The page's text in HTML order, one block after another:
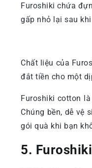
Furoshiki chứa
gấp nhỏ lại sau
Chất liệu của
đắt tiền cho một
Furoshiki cotton
Chúng bền, dễ vệ
gói quà khi bạn
5.